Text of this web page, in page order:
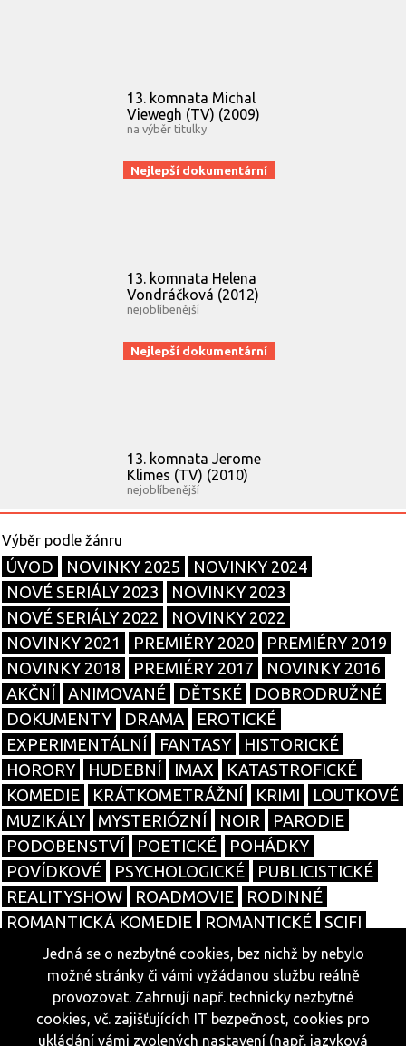
X
13. komnata Michal
Viewegh (TV) (2009)
na výběr titulky
Nejlepší dokumentární
13. komnata Helena
Vondráčková (2012)
nejoblíbenější
Nejlepší dokumentární
13. komnata Jerome
Klimes (TV) (2010)
nejoblíbenější
ÚVOD NOVINKY 2025
NOVINKY 2024
NOVÉ SERIÁLY 2023
NOVINKY 2023
NOVÉ SERIÁLY 2022
NOVINKY 2022
NOVINKY 2021
PREMIÉRY 2020
PREMIÉRY 2019
NOVINKY 2018
PREMIÉRY 2017
NOVINKY 2016
AKČNÍ
ANIMOVANÉ DĚTSKÉ
DOBRODRUŽNÉ
DOKUMENTY
DRAMA
EROTICKÉ
EXPERIMENTÁLNÍ
FANTASY
HISTORICKÉ
HORORY
HUDEBNÍ IMAX
KATASTROFICKÉ
KOMEDIE
KRÁTKOMETRÁŽNÍ KRIMI
LOUTKOVÉ
MUZIKÁLY
MYSTERIÓZNÍ NOIR
PARODIE
PODOBENSTVÍ
POETICKÉ
POHÁDKY
POVÍDKOVÉ
PSYCHOLOGICKÉ
PUBLICISTICKÉ
REALITYSHOW
ROADMOVIE
RODINNÉ
ROMANTICKÁ KOMEDIE
ROMANTICKÉ
SCIFI
SOUTĚŽNÍ
SPORTOVNÍ TALKSHOW
TANEČNÍ
TELENOVELY
THRILLERY
TRAGIKOMEDIE
VÁLEČNÉ
WESTERNY ŽIVOTOPISNÉ SERIÁLY
Jedná se o nezbytné cookies, bez nichž by nebylo
možné stránky či vámi vyžádanou službu reálně
provozovat. Zahrnují např. technicky nezbytné
cookies, vč. zajišťujících IT bezpečnost, cookies pro
ukládání vámi zvolených nastavení (např. jazyková